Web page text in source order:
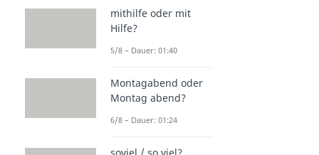
mithilfe oder mit
Hilfe?
5/8 – Dauer: 01:40
Montagabend oder
Montag abend?
6/8 – Dauer: 01:24